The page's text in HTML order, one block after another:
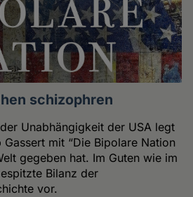
schizophren
Unabhängigkeit der USA legt
mit “Die Bipolare Nation
gegeben hat. Im Guten wie im
Bilanz der
vor.